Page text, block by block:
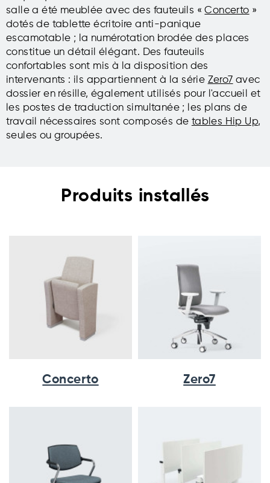
salle a été meublée avec des fauteuils «Concerto »
dotés de tablette écritoire anti-panique
escamotable ; la numérotation brodée des places
constitue un détail élégant. Des fauteuils
confortables sont mis à la disposition des
intervenants : ils appartiennent à la série Zero7 avec
dossier en résille, également utilisés pour l'accueil et
les postes de traduction simultanée ; les plans de
travail nécessaires sont composés de tables Hip Up,
seules ou groupées.
Produits installés
Concerto Zero7